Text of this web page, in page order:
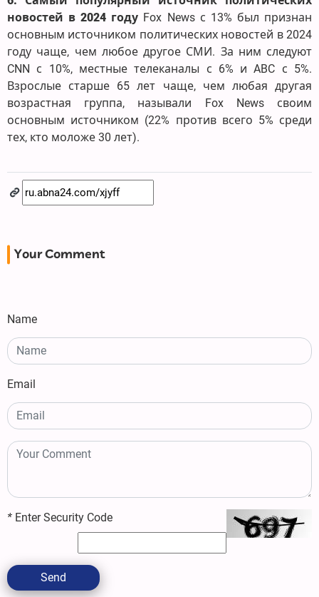
новостей в 2024 году Fox News с 13% был признан
основным источником политических новостей в 2024
году чаще, чем любое другое СМИ. За ним следуют
CNN с 10%, местные телеканалы с 6% и ABC с 5%.
Взрослые старше 65 лет чаще, чем любая другая
возрастная группа, называли Fox News своим
основным источником (22% против всего 5% среди
тех, кто моложе 30 лет).
Your Comment
Name
Email
* Enter Security Code
Send